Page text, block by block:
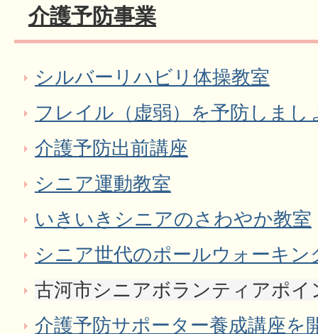
介護予防事業
シルバーリハビリ体操教室
フレイル（虚弱）を予防しまし
介護予防出前講座
シニア運動教室
いきいきシニアのさわやか教室
シニア世代のポールウォーキン
古河市シニアボランティアポイ
介護予防サポーター養成講座を